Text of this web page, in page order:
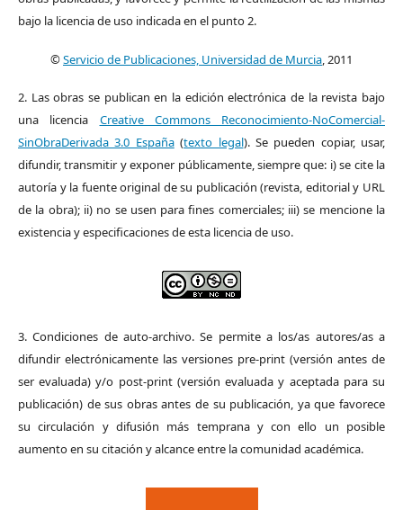
bajo la licencia de uso indicada en el punto 2.
©Servicio de Publicaciones, Universidad de Murcia, 2011
2. Las obras se publican en la edición electrónica de la revista bajo
una licencia Creative Commons Reconocimiento-NoComercial-
SinObraDerivada 3.0 España(texto legal). Se pueden copiar, usar,
difundir, transmitir y exponer públicamente, siempre que: i) se cite la
autoría y la fuente original de su publicación (revista, editorial y URL
de la obra); ii) no se usen para fines comerciales; iii) se mencione la
existencia y especificaciones de esta licencia de uso.
3. Condiciones de auto-archivo. Se permite a los/as autores/as a
difundir electrónicamente las versiones pre-print (versión antes de
ser evaluada) y/o post-print (versión evaluada y aceptada para su
publicación) de sus obras antes de su publicación, ya que favorece
su circulación y difusión más temprana y con ello un posible
aumento en su citación y alcance entre la comunidad académica.